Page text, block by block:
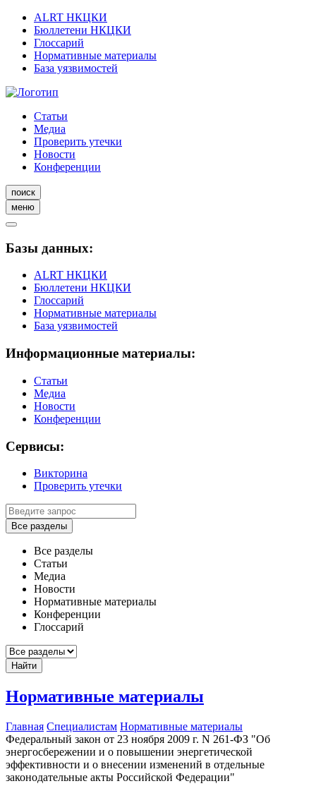
ALRT НКЦКИ
Бюллетени НКЦКИ
Глоссарий
Нормативные материалы
База уязвимостей
Статьи
Медиа
Проверить утечки
Новости
Конференции
поиск
меню
Базы данных:
ALRT НКЦКИ
Бюллетени НКЦКИ
Глоссарий
Нормативные материалы
База уязвимостей
Информационные материалы:
Статьи
Медиа
Новости
Конференции
Сервисы:
Викторина
Проверить утечки
Все разделы
Все разделы
Статьи
Медиа
Новости
Нормативные материалы
Конференции
Глоссарий
Найти
Нормативные материалы
Главная Специалистам Нормативные материалы
Федеральный закон от 23 ноября 2009 г. N 261-ФЗ "Об
энергосбережении и о повышении энергетической
эффективности и о внесении изменений в отдельные
законодательные акты Российской Федерации"